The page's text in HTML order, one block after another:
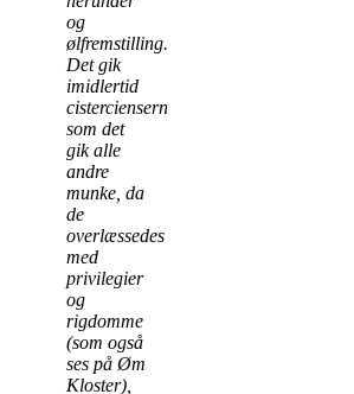
og
ølfremstilling.
Det gik
imidlertid
cistercienserne
som det
gik alle
andre
munke, da
de
overlæssedes
med
privilegier
og
rigdomme
(som også
ses på Øm
Kloster),